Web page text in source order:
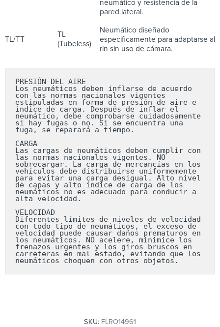
neumático y resistencia de la
pared lateral.
TL/TT
TL
(Tubeless)
Neumático diseñado
específicamente para adaptarse al
rin sin uso de cámara.
PRESIÓN DEL AIRE
Los neumáticos deben inflarse de acuerdo
con las normas nacionales vigentes
estipuladas en forma de presión de aire e
índice de carga. Después de inflar el
neumático, debe comprobarse cuidadosamente
si hay fugas o no. Si se encuentra una
fuga, se reparará a tiempo.
CARGA
Las cargas de neumáticos deben cumplir con
las normas nacionales vigentes. NO
sobrecargar. La carga de mercancías en los
vehículos debe distribuirse uniformemente
para evitar una carga desigual. Alto nivel
de capas y alto índice de carga de los
neumáticos no es adecuado para conducir a
alta velocidad.
VELOCIDAD
Diferentes límites de niveles de velocidad
con todo tipo de neumáticos, el exceso de
velocidad puede causar daños prematuros en
los neumáticos. NO acelere, minimice los
frenazos urgentes y los giros bruscos en
carreteras en mal estado, evitando que los
neumáticos choquen con otros objetos.
SKU: FLRO14961